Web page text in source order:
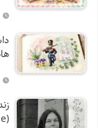
(Maria Gripe)